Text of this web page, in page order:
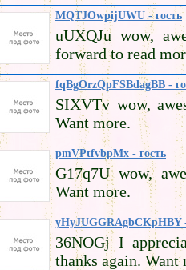
MQTJOwpijUWU - гость
uUXQJu wow,
forward to read
fqBgOrzQpFSBdagBB -
SIXVTv wow,
Want more.
pmVPtfvbpMx - гость
G17q7U wow,
Want more.
yHyJUGGRAgbCKpHBY
36NOGj I
thanks again. Want